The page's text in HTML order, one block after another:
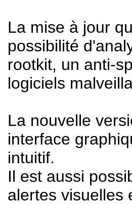
La mise à jour
possibilité
rootkit, un anti-
logiciels
La nouvelle
interface
intuitif.
Il est aussi
alertes visuelles